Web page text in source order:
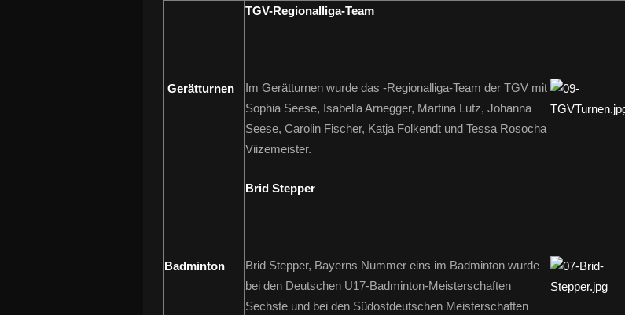
Gerätturnen
TGV-Regionalliga-Team
Im Gerätturnen wurde das -Regionalliga-Team der TGV mit
Sophia Seese, Isabella Arnegger, Martina Lutz, Johanna
Seese, Carolin Fischer, Katja Folkendt und Tessa Rosocha
Viizemeister.
Badminton
Brid Stepper
Brid Stepper, Bayerns Nummer eins im Badminton wurde
bei den Deutschen U17-Badminton-Meisterschaften
Sechste und bei den Südostdeutschen Meisterschaften